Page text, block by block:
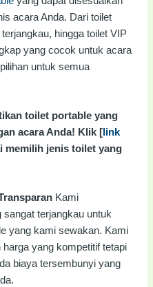
acara Anda. Dari toilet
hingga toilet VIP
yang cocok untuk acara
untuk semua
toilet portable yang
acara Anda! Klik [ link
memilih jenis toilet yang
Kami
terjangkau untuk
yang kami sewakan. Kami
yang kompetitif tetapi
biaya tersembunyi yang